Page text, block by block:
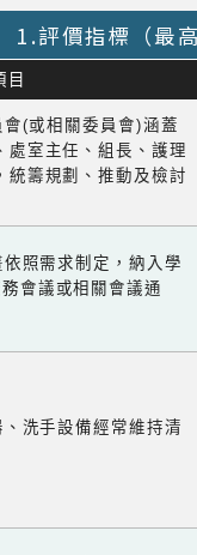
1.評價指標（最
目
(或相關委員會)涵蓋
處室主任、組長、護理
統籌規劃、推動及檢討
照需求制定，納入學
會議或相關會議通
洗手設備經常維持清